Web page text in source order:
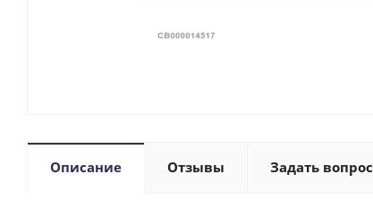
Описание Отзывы Задать вопрос